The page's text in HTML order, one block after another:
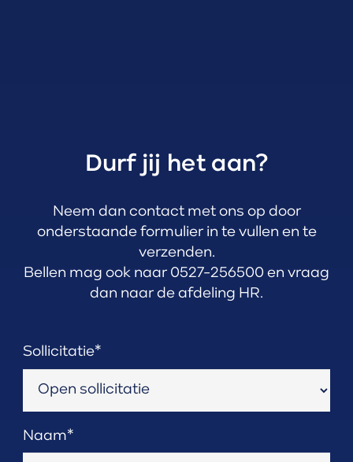
Durf jij het aan?
Neem dan contact met ons op door
onderstaande formulier in te vullen en te
verzenden.
Bellen mag ook naar 0527-256500 en vraag
dan naar de afdeling HR.
Sollicitatie*
Naam*